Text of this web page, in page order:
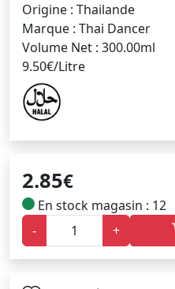
Origine : Thailande
Marque : Thai Dancer
Volume Net : 300.00ml
9.50€/Litre
2.85€
En stock magasin : 12
-
+